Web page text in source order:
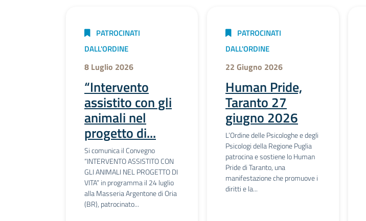
PATROCINATI
DALL'ORDINE
8 Luglio 2026
“Intervento
assistito con gli
animali nel
progetto di...
Si comunica il Convegno
“INTERVENTO ASSISTITO CON
GLI ANIMALI NEL PROGETTO DI
VITA” in programma il 24 luglio
alla Masseria Argentone di Oria
(BR), patrocinato...
PATROCINATI
DALL'ORDINE
22 Giugno 2026
Human Pride,
Taranto 27
giugno 2026
L’Ordine delle Psicologhe e degli
Psicologi della Regione Puglia
patrocina e sostiene lo Human
Pride di Taranto, una
manifestazione che promuove i
diritti e la...